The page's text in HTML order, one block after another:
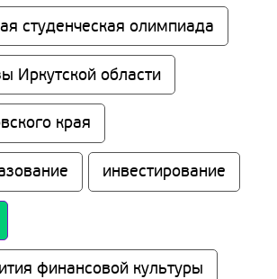
студенческая олимпиада
Иркутской области
края
инвестирование
финансовой культуры